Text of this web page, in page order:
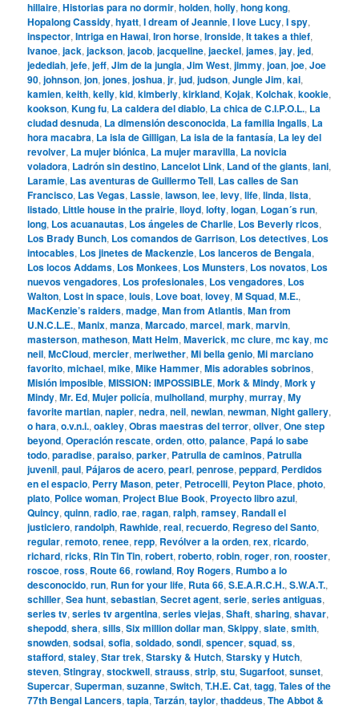
hillaire,Historias para no dormir,holden,holly,hong kong,
Hopalong Cassidy,hyatt,I dream of Jeannie,I love Lucy,I spy,
inspector,Intriga en Hawai,Iron horse,Ironside,It takes a thief,
Ivanoe,jack,jackson,jacob,jacqueline,jaeckel,james,jay,jed,
jedediah,jefe,jeff,Jim de la jungla,Jim West,jimmy,joan,joe,Joe
90,johnson,jon,jones,joshua,jr,jud,judson,Jungle Jim,kai,
kamien,keith,kelly,kid,kimberly,kirkland,Kojak,Kolchak,kookie,
kookson,Kung fu, La caldera del diablo, La chica de C.I.P.O.L., La
ciudad desnuda, La dimensión desconocida, La familia Ingalls, La
hora macabra, La isla de Gilligan, La isla de la fantasía, La ley del
revolver, La mujer biónica, La mujer maravilla, La novicia
voladora, Ladrón sin destino, Lancelot Link, Land of the giants,lani,
Laramie, Las aventuras de Guillermo Tell, Las calles de San
Francisco, Las Vegas, Lassie,lawson,lee,levy,life,linda,lista,
listado, Little house in the prairie,lloyd,lofty,logan, Logan´s run,
long, Los acuanautas, Los ángeles de Charlie, Los Beverly ricos,
Los Brady Bunch, Los comandos de Garrison, Los detectives, Los
intocables, Los jinetes de Mackenzie, Los lanceros de Bengala,
Los locos Addams, Los Monkees, Los Munsters, Los novatos, Los
nuevos vengadores, Los profesionales, Los vengadores, Los
Walton, Lost in space,louis, Love boat,lovey,M Squad,M.E.,
MacKenzie’s raiders,madge,Man from Atlantis,Man from
U.N.C.L.E.,Manix,manza,Marcado,marcel,mark,marvin,
masterson,matheson,Matt Helm,Maverick,mc clure,mc kay,mc
neil,McCloud,mercier,meriwether,Mi bella genio,Mi marciano
favorito,michael,mike,Mike Hammer,Mis adorables sobrinos,
Misión imposible,MISSION: IMPOSSIBLE,Mork & Mindy,Mork y
Mindy,Mr. Ed,Mujer policía,mulholland,murphy,murray,My
favorite martian,napier,nedra,neil,newlan,newman,Night gallery,
o hara,o.v.n.i.,oakley,Obras maestras del terror,oliver,One step
beyond,Operación rescate,orden,otto,palance, Papá lo sabe
todo,paradise,paraiso,parker, Patrulla de caminos, Patrulla
juvenil,paul, Pájaros de acero,pearl,penrose,peppard, Perdidos
en el espacio, Perry Mason,peter, Petrocelli, Peyton Place,photo,
plato, Police woman, Project Blue Book, Proyecto libro azul,
Quincy,quinn,radio,rae,ragan,ralph,ramsey, Randall el
justiciero,randolph, Rawhide,real,recuerdo, Regreso del Santo,
regular,remoto,renee,repp, Revólver a la orden,rex,ricardo,
richard,ricks, Rin Tin Tin,robert,roberto,robin,roger,ron,rooster,
roscoe,ross, Route 66,rowland, Roy Rogers, Rumbo a lo
desconocido,run, Run for your life, Ruta 66,S.E.A.R.C.H.,S.W.A.T.,
schiller,Sea hunt,sebastian,Secret agent,serie,series antiguas,
series tv,series tv argentina,series viejas,Shaft,sharing,shavar,
shepodd,shera,sills,Six million dollar man,Skippy,slate,smith,
snowden,sodsai,sofia,soldado,sondi,spencer,squad,ss,
stafford,staley,Star trek,Starsky & Hutch,Starsky y Hutch,
steven,Stingray,stockwell,strauss,strip,stu,Sugarfoot,sunset,
Supercar,Superman,suzanne,Switch,T.H.E. Cat,tagg,Tales of the
77th Bengal Lancers,tapia,Tarzán,taylor,thaddeus,The Abbot &